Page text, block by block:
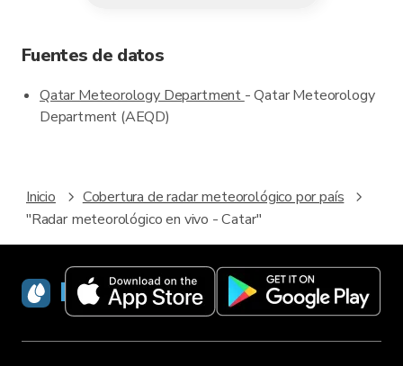
Fuentes de datos
Qatar Meteorology Department - Qatar Meteorology
Department (AEQD)
Inicio
Cobertura de radar meteorológico por país
"Radar meteorológico en vivo - Catar"
RainViewer